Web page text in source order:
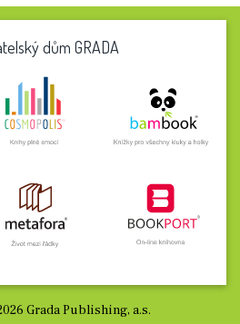
dům GRADA
Grada Publishing, a.s.